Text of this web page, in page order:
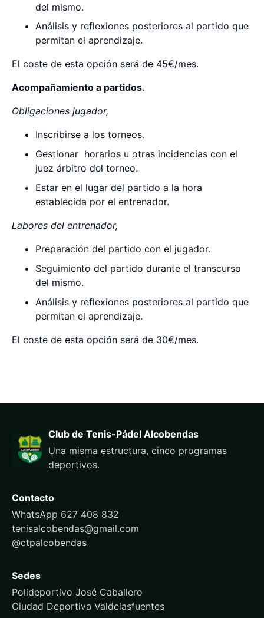
del mismo.
Análisis y reflexiones posteriores al partido que
permitan el aprendizaje.
El coste de esta opción será de 45€/mes.
Acompañamiento a partidos.
Obligaciones jugador,
Inscribirse a los torneos.
Gestionar horarios u otras incidencias con el
juez árbitro del torneo.
Estar en el lugar del partido a la hora
establecida por el entrenador.
Labores del entrenador,
Preparación del partido con el jugador.
Seguimiento del partido durante el transcurso
del mismo.
Análisis y reflexiones posteriores al partido que
permitan el aprendizaje.
El coste de esta opción será de 30€/mes.
Club de Tenis-Pádel Alcobendas
Una misma estructura, cinco programas
deportivos.
Contacto
WhatsApp 627 408 832
tenisalcobendas@gmail.com
@ctpalcobendas
Sedes
Polideportivo José Caballero
Ciudad Deportiva Valdelasfuentes